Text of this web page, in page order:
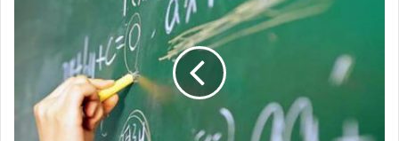
εκπαιδευτικός
διατηρούσε
ερωτική
σχέση